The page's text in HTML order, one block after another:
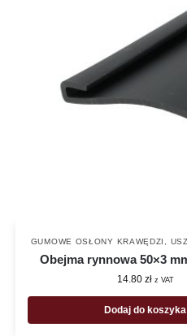
GUMOWE OSŁONY KRAWĘDZI
Obejma rynnowa 50×3
14.80 zł z VAT
Dodaj do koszyka